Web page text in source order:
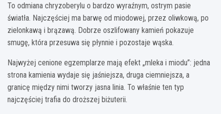
To odmiana chryzoberylu o bardzo wyraźnym, ostrym pasie
światła. Najczęściej ma barwę od miodowej, przez oliwkową, po
zielonkawą i brązawą. Dobrze oszlifowany kamień pokazuje
smugę, która przesuwa się płynnie i pozostaje wąska.
Najwyżej cenione egzemplarze mają efekt „mleka i miodu”: jedna
strona kamienia wydaje się jaśniejsza, druga ciemniejsza, a
granicę między nimi tworzy jasna linia. To właśnie ten typ
najczęściej trafia do droższej biżuterii.